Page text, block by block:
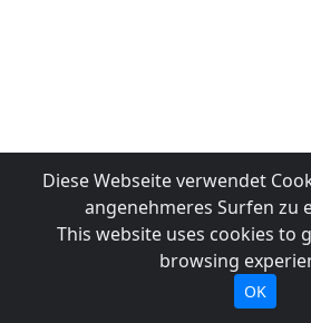
Diese Webseite verwendet
angenehmeres Surfen zu
This website uses cookies to
browsing
OK